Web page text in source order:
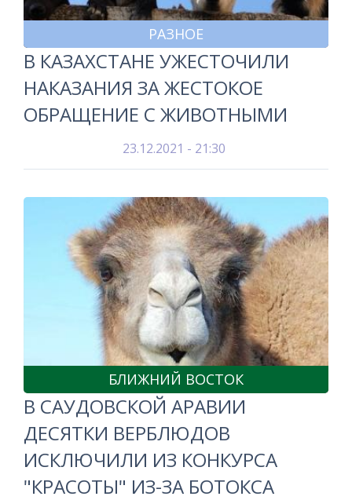
РАЗНОЕ
В КАЗАХСТАНЕ УЖЕСТОЧИЛИ
НАКАЗАНИЯ ЗА ЖЕСТОКОЕ
ОБРАЩЕНИЕ С ЖИВОТНЫМИ
23.12.2021 - 21:30
БЛИЖНИЙ ВОСТОК
В САУДОВСКОЙ АРАВИИ
ДЕСЯТКИ ВЕРБЛЮДОВ
ИСКЛЮЧИЛИ ИЗ КОНКУРСА
"КРАСОТЫ" ИЗ-ЗА БОТОКСА